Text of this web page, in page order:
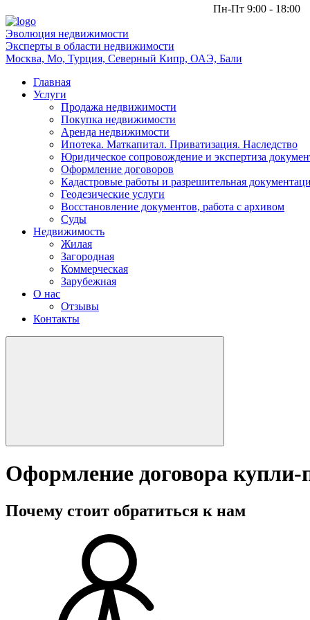
Пн-Пт 9:00 - 18:00
Эволюция недвижимости
Эксперты в области недвижимости
Москва, Мо, Турция, Северный Кипр, ОАЭ, Бали
Главная
Услуги
Продажа недвижимости
Покупка недвижимости
Аренда недвижимости
Ипотека. Маткапитал. Приватизация. Наследство
Юридическое сопровождение и экспертиза
Оформление договоров
Кадастровые работы и разрешительная
Геодезические услуги
Восстановление документов, работа с архивом
Суды
Недвижимость
Жилая
Загородная
Коммерческая
Зарубежная
О нас
Отзывы
Контакты
Оформление договора купли-
Почему стоит обратиться к нам